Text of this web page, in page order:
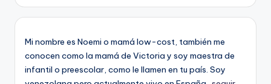
Mi nombre es Noemi o mamá low-cost, también me
conocen como la mamá de Victoria y soy maestra de
infantil o preescolar, como le llamen en tu país. Soy